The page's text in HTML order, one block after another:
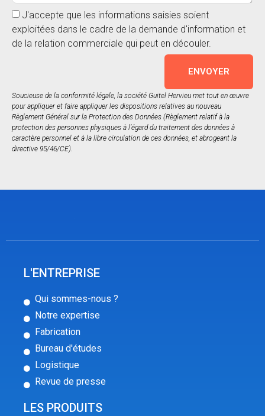
J'accepte que les informations saisies soient
exploitées dans le cadre de la demande d'information et
de la relation commerciale qui peut en découler.
ENVOYER
Soucieuse de la conformité légale, la société Guitel Hervieu met tout en œuvre
pour appliquer et faire appliquer les dispositions relatives au nouveau
Règlement Général sur la Protection des Données (Règlement relatif à la
protection des personnes physiques à l’égard du traitement des données à
caractère personnel et à la libre circulation de ces données, et abrogeant la
directive 95/46/CE).
L'ENTREPRISE
Qui sommes-nous ?
Notre expertise
Fabrication
Bureau d'études
Logistique
Revue de presse
LES PRODUITS